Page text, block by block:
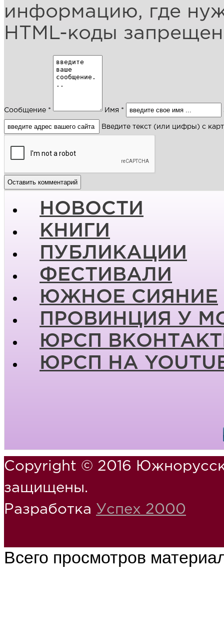
информацию, где
HTML-коды
Сообщение * Имя *
Введите текст (или цифры) с
НОВОСТИ
КНИГИ
ПУБЛИКАЦИИ
ФЕСТИВАЛИ
ЮЖНОЕ СИЯНИЕ
ПРОВИНЦИЯ У
ЮРСП
ЮРСП НА
Copyright © 2016
защищены.
Разработка Успех 2000
Всего просмотров